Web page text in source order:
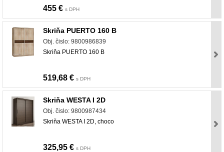
455 € s DPH
Skriňa PUERTO 160 B
Obj. čislo: 9800986839
Skriňa PUERTO 160 B
519,68 € s DPH
Skriňa WESTA I 2D
Obj. čislo: 9800987434
Skriňa WESTA I 2D, choco
325,95 € s DPH